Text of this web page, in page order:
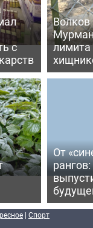
с
Волков
лимита
От
| Спорт